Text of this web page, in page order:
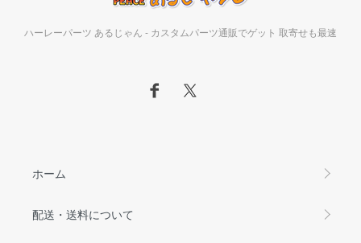
ハーレーパーツ あるじゃん - カスタムパーツ通販でゲット 取寄せも最速
ホーム
配送・送料について